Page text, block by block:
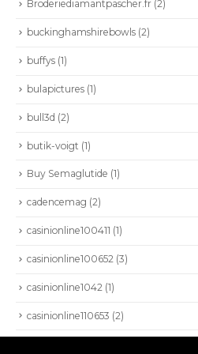
Broderiediamantpascher.fr (2)
buckinghamshirebowls (2)
buffys (1)
bulapictures (1)
bull3d (2)
butik-voigt (1)
Buy Semaglutide (1)
cadencemag (2)
casinionline100411 (1)
casinionline100652 (3)
casinionline1042 (1)
casinionline110653 (2)
HIOKI
AEMC
BEAMEX
VIAVI
SEISA 2022. Todos los derechos reservados.